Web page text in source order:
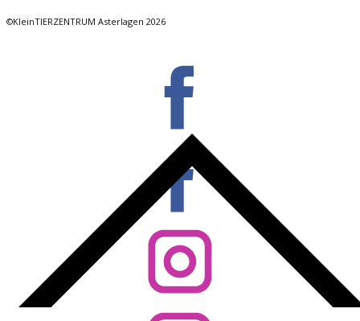
©KleinTIERZENTRUM Asterlagen 2026